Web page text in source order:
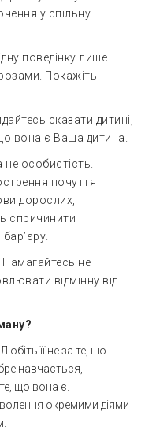
у спільну
поведінку лише
Покажіть
сказати дитині,
вона є Ваша дитина.
не особистість.
почуття
дорослих,
спричинити
Намагайтесь не
відмінну від
її не за те, що
навчається,
що вона є.
окремими діями